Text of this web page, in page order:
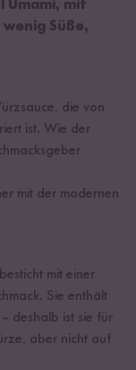
Umami, mit
Süße,
die von
ist. Wie der
mit der modernen
mit einer
Sie enthält
deshalb ist sie für
aber nicht auf